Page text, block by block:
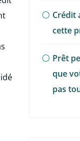
Crédit
cette
Prêt
que
pas